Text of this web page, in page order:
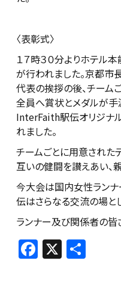
〈表彰式〉
１７時３０分よりホテル
が行われました。京都
代表の挨拶の後、チーム
全員へ賞状とメダルが手
InterFaith駅伝オリジナ
れました。
チームごとに用意された
互いの健闘を讃えあい、
今大会は国内女性ラン
伝はさらなる交流の場と
ランナー及び関係者の皆
F
a
X 共